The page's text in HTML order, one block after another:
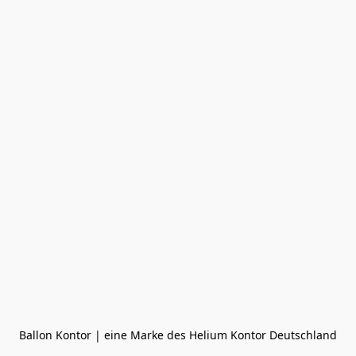
Ballon Kontor | eine Marke des Helium Kontor Deutschland